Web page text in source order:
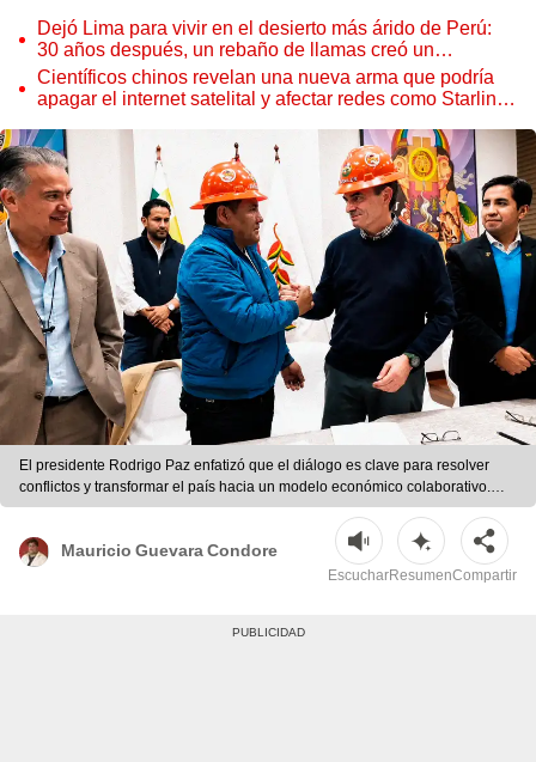
Dejó Lima para vivir en el desierto más árido de Perú:
30 años después, un rebaño de llamas creó un
sorprendente ecosistema
Científicos chinos revelan una nueva arma que podría
apagar el internet satelital y afectar redes como Starlink
El presidente Rodrigo Paz enfatizó que el diálogo es clave para resolver
conflictos y transformar el país hacia un modelo económico colaborativo.
Foto: Dircom.
Mauricio Guevara Condore
EscucharResumenCompartir